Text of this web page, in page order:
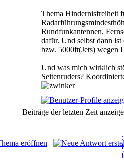
Thema Hindernisfreiheit
Rundfunkantennen,
dafür. Und selbst dann
bzw. 5000ft(Jets) wegen
Und was mich wirklich
Seitenruders?
Beiträge der letzten Zeit